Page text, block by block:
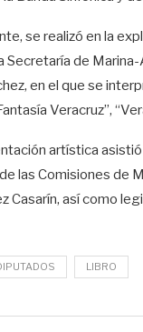
se realizó en la
Secretaría de
en el que se
Veracruz”,
artística
las Comisiones de
Casarín, así como
LIBRO